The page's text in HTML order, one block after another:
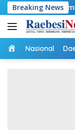
Langsung
ke
konten
Breaking News
Keluarga
Home
Nasional